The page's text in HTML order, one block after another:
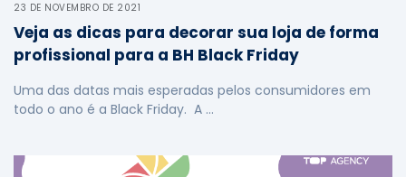
23 DE NOVEMBRO DE 2021
Veja as dicas para decorar sua loja de forma
profissional para a BH Black Friday
Uma das datas mais esperadas pelos consumidores em
todo o ano é a Black Friday. A …